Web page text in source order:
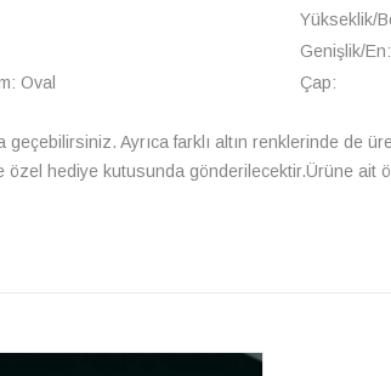
Oval
Yükseklik/
Genişlik/En:
Çap:
Ayrıca farklı altın renklerinde de
özel hediye kutusunda gönderilecektir.Ürüne ait